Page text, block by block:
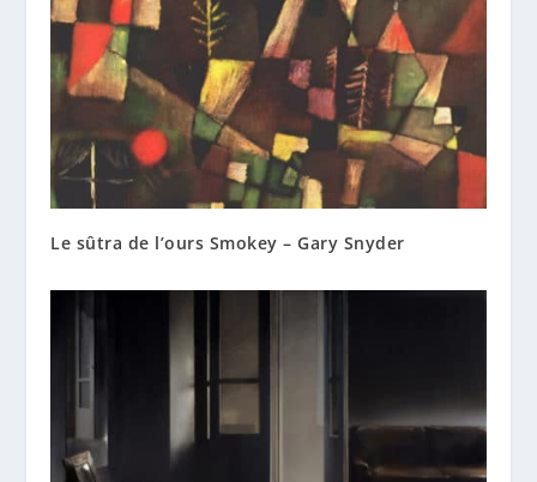
Le sûtra de l’ours Smokey – Gary Snyder